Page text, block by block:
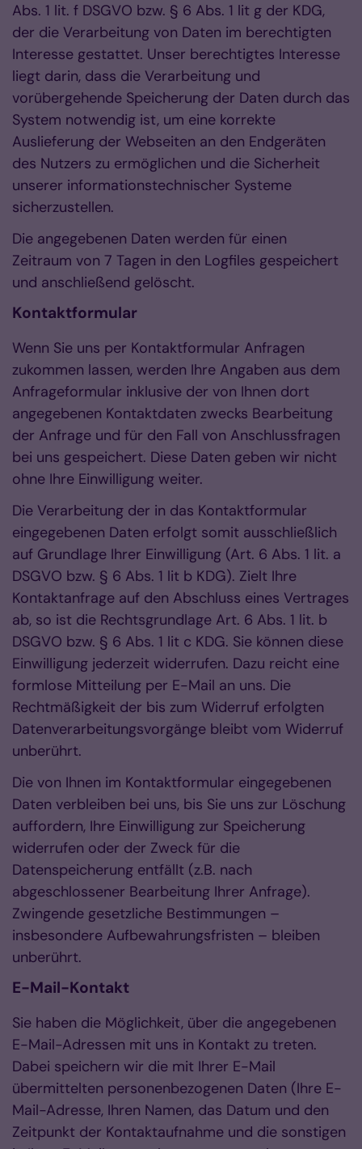
Abs. 1 lit. f DSGVO bzw. § 6 Abs. 1 lit g der KDG,
der die Verarbeitung von Daten im berechtigten
Interesse gestattet. Unser berechtigtes Interesse
liegt darin, dass die Verarbeitung und
vorübergehende Speicherung der Daten durch das
System notwendig ist, um eine korrekte
Auslieferung der Webseiten an den Endgeräten
des Nutzers zu ermöglichen und die Sicherheit
unserer informationstechnischer Systeme
sicherzustellen.
Die angegebenen Daten werden für einen
Zeitraum von 7 Tagen in den Logfiles gespeichert
und anschließend gelöscht.
Kontaktformular
Wenn Sie uns per Kontaktformular Anfragen
zukommen lassen, werden Ihre Angaben aus dem
Anfrageformular inklusive der von Ihnen dort
angegebenen Kontaktdaten zwecks Bearbeitung
der Anfrage und für den Fall von Anschlussfragen
bei uns gespeichert. Diese Daten geben wir nicht
ohne Ihre Einwilligung weiter.
Die Verarbeitung der in das Kontaktformular
eingegebenen Daten erfolgt somit ausschließlich
auf Grundlage Ihrer Einwilligung (Art. 6 Abs. 1 lit. a
DSGVO bzw. § 6 Abs. 1 lit b KDG). Zielt Ihre
Kontaktanfrage auf den Abschluss eines Vertrages
ab, so ist die Rechtsgrundlage Art. 6 Abs. 1 lit. b
DSGVO bzw. § 6 Abs. 1 lit c KDG. Sie können diese
Einwilligung jederzeit widerrufen. Dazu reicht eine
formlose Mitteilung per E-Mail an uns. Die
Rechtmäßigkeit der bis zum Widerruf erfolgten
Datenverarbeitungsvorgänge bleibt vom Widerruf
unberührt.
Die von Ihnen im Kontaktformular eingegebenen
Daten verbleiben bei uns, bis Sie uns zur Löschung
auffordern, Ihre Einwilligung zur Speicherung
widerrufen oder der Zweck für die
Datenspeicherung entfällt (z.B. nach
abgeschlossener Bearbeitung Ihrer Anfrage).
Zwingende gesetzliche Bestimmungen –
insbesondere Aufbewahrungsfristen – bleiben
unberührt.
E-Mail-Kontakt
Sie haben die Möglichkeit, über die angegebenen
E-Mail-Adressen mit uns in Kontakt zu treten.
Dabei speichern wir die mit Ihrer E-Mail
übermittelten personenbezogenen Daten (Ihre E-
Mail-Adresse, Ihren Namen, das Datum und den
Zeitpunkt der Kontaktaufnahme und die sonstigen